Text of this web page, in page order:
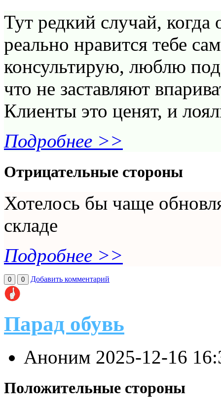
Тут редкий случай,
реально нравится тебе
консультирую, люблю
что не заставляют
Клиенты это ценят, и
Подробнее >>
Отрицательные стороны
Хотелось бы чаще
складе
Подробнее >>
0 0 Добавить комментарий
Парад обувь
Аноним 2025-12-16
Положительные стороны